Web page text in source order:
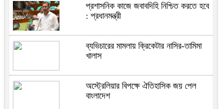
প্রশাসনিক কাজে জবাবদিহি নিশ্চিত করতে হবে
: প্রধানমন্ত্রী
ব্যভিচারের মামলায় ক্রিকেটার নাসির-তামিমা
খালাস
অস্ট্রেলিয়ার বিপক্ষে ঐতিহাসিক জয় পেল
বাংলাদেশ